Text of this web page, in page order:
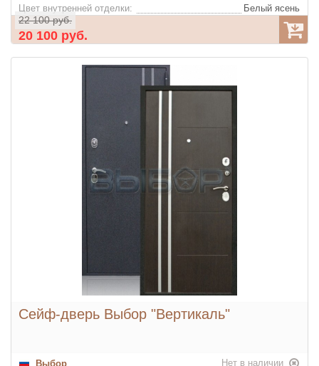
Цвет внутренней отделки:
Белый ясень
Декор внутренней отделки:
Фрезеровка
Утеплитель:
Базальтовая плита "IZOL LIGHT"
Ночная задвижка:
22 100 руб.
20 100 руб.
Сейф-дверь Выбор "Вертикаль"
Выбор Нет в наличии